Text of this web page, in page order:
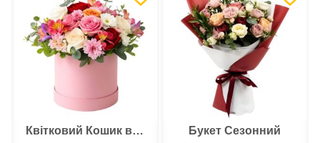
Квітковий Кошик від Флориста Букет Сезонний